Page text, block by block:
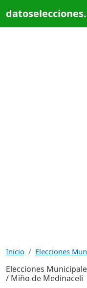
Inicio Elecciones
Elecciones
/ Miño de Medinaceli